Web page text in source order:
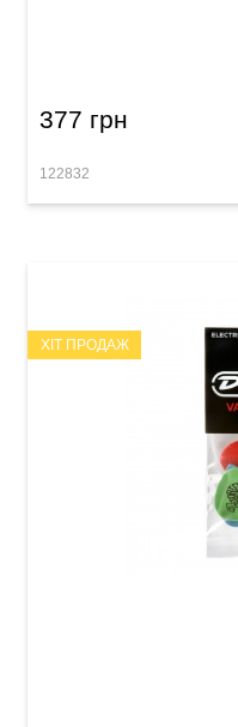
377 грн
122832
ХІТ ПРОДАЖ